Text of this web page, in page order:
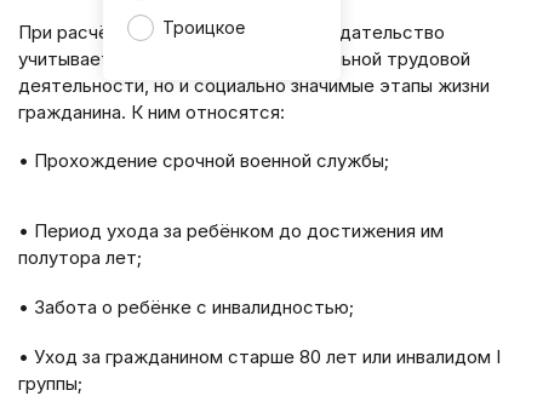
Троицкое
При расчёте размера пенсии законодательство
учитывает не только время официальной трудовой
деятельности, но и социально значимые этапы жизни
гражданина. К ним относятся:
• Прохождение срочной военной службы;
• Период ухода за ребёнком до достижения им
полутора лет;
• Забота о ребёнке с инвалидностью;
• Уход за гражданином старше 80 лет или инвалидом I
группы;